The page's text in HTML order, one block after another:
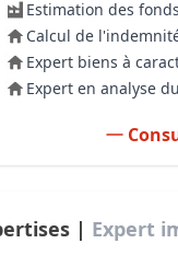
Estimation des
Calcul de
Expert biens à
Expert en analyse
| Expert